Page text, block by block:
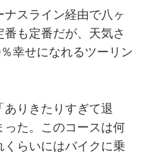
スライン経由で八ヶ
も定番だが、天気さ
幸せになれるツーリン
りきたりすぎて退
った。このコースは何
くらいにはバイクに乗